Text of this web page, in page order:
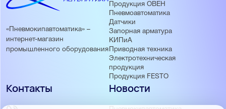
«Пневмокипавтоматика» –
интернет-магазин
промышленного оборудования
Продукция ОВЕН
Пневмоавтоматика
Датчики
Запорная арматура
КИПиА
Приводная техника
Электротехническая
продукция
Продукция FESTO
Новости
Контакты